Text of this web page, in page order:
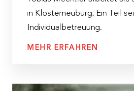
in Klosterneuburg. Ein Teil
Individualbetreuung.
MEHR ERFAHREN